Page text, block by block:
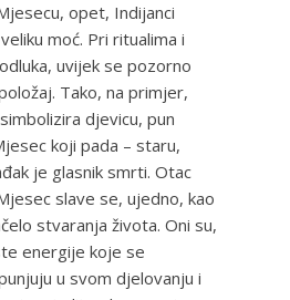
opet, Indijanci
moć. Pri ritualima i
uvijek se pozorno
Tako, na primjer,
djevicu, pun
koji pada – staru,
je glasnik smrti. Otac
slave se, ujedno, kao
stvaranja života. Oni su,
energije koje se
u svom djelovanju i